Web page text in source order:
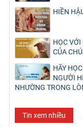
HIỀN
HỌC VỚI
CỦA
HÃY
NGƯỜI
NHƯỜNG TRONG
Tin xem nhiều